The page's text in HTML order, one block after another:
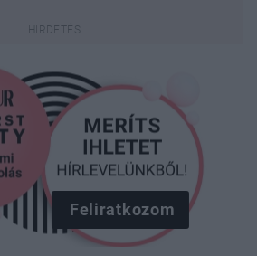
Feliratkozom